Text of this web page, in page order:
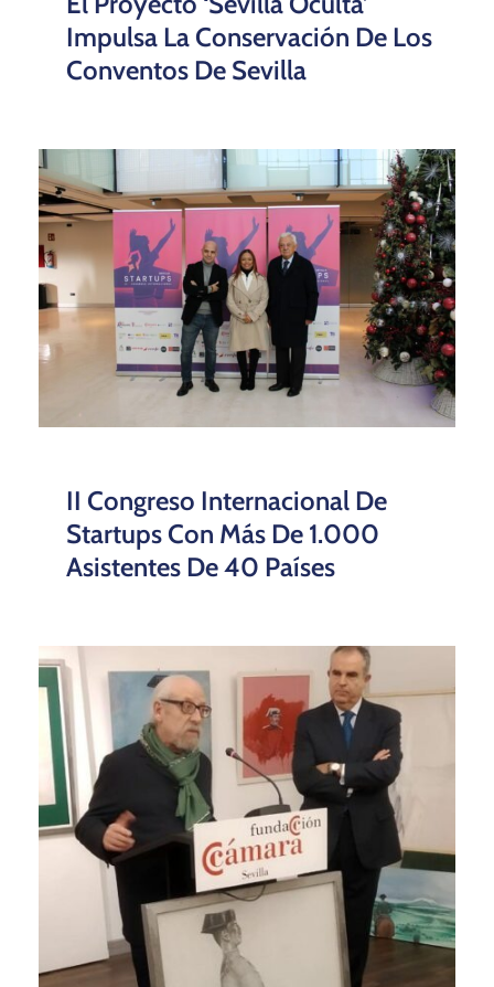
Impulsa La Conservación De Los
Conventos De Sevilla
II Congreso Internacional De
Startups Con Más De 1.000
Asistentes De 40 Países